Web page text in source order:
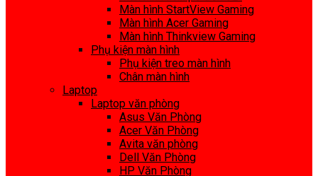
Màn hình StartView Gaming
Màn hình Acer Gaming
Màn hình Thinkview Gaming
Phụ kiện màn hình
Phụ kiện treo màn hình
Chân màn hình
Laptop
Laptop văn phòng
Asus Văn Phòng
Acer Văn Phòng
Avita văn phòng
Dell Văn Phòng
HP Văn Phòng